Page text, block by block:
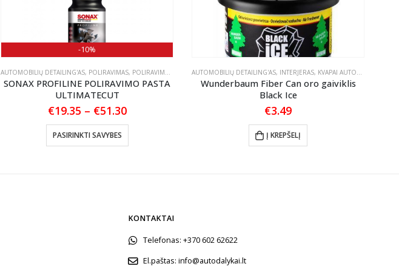
-10%
AUTOMOBILIŲ DETAILING'AS, POLIRAVIMAS, POLIRAVIMO PASTOS
SONAX PROFILINE POLIRAVIMO PASTA
ULTIMATECUT
€19.35 – €51.30Price
range:
through
PASIRINKTI SAVYBES
This product has multiple variants. The options may be chosen on the product page
AUTOMOBILIŲ DETAILING'AS, INTERJERAS, KVAPAI AUTOMOBILIUI
Wunderbaum Fiber Can oro gaiviklis
Black Ice
€3.49
Į KREPŠELĮ
KONTAKTAI
Telefonas: +370 602 62622
El.paštas: info@autodalykai.lt